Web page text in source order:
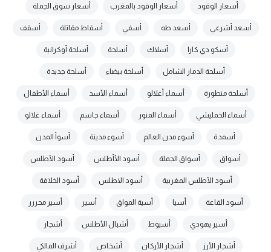
أسعار الوقود أسعار الوقود بالمغرب أسعار سوق الجملة
أسعد أشرعي أسعد طه أسفي أسقاط مقاتلة أسقف
أسكو دي كارا أسلاك أسلحة أسلحة أوكرانية
أسلحة الدمار الشامل أسلحة بيضاء أسلحة جديدة
أسلحة متطورة أسماء أغلالو أسماء الأسد أسماء الأطفال
أسماء الخمليشي أسماء المنور أسماء جاسم أسماء غلالو
أسمدة أسوء مدن العالم أسوء مدينة أسوأ المدن
أسواق أسواق الجملة أسود الأأطلس أسود الأطلس
أسود الأطلس المغربية أسود الاطلس أسود الخلافة
أسود القاعة أسيا أسية المواق أسير أسير محررر
أسير يهودي أسيوط أشبال الأطلس أشجار
أشجار الأرز أشجار الأركان أشخاص أشرف المالكي